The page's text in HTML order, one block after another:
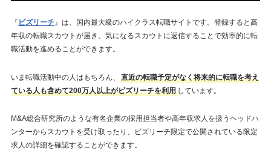
『 ビズリーチ』は、国内最大級のハイクラス転職サイトです。登録すると高
年収の転職スカウトが届き、気になるスカウトに返信することで効率的に転
職活動を進めることができます。
いま転職活動中の人はもちろん、
直近の転職予定がなく将来的に転職を考え
ている人も含めて200万人以上がビズリーチを利用 しています。
M&A総合研究所のような有名企業の採用担当者や高年収求人を扱うヘッドハ
ンターからスカウトを受け取ったり、ビズリーチ限定で公開されている限定
求人の詳細を確認することができます。